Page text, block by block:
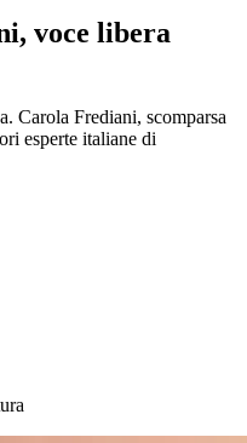
voce libera
Carola Frediani, scomparsa
esperte italiane di